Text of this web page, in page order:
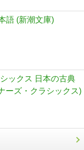
語 (新潮文庫)
ックス 日本の古典
ーズ・クラシックス)